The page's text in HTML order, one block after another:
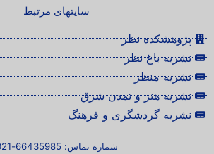
سایتهای مرتبط
پژوهشکده نظر
نشریه باغ نظر
نشریه منظر
نشریه هنر و تمدن شرق
نشریه گردشگری و فرهنگ
شماره تماس: 66435985-021